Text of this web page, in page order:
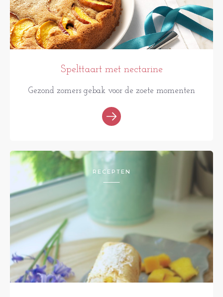
Spelttaart met nectarine
Gezond zomers gebak voor de zoete momenten
RECEPTEN